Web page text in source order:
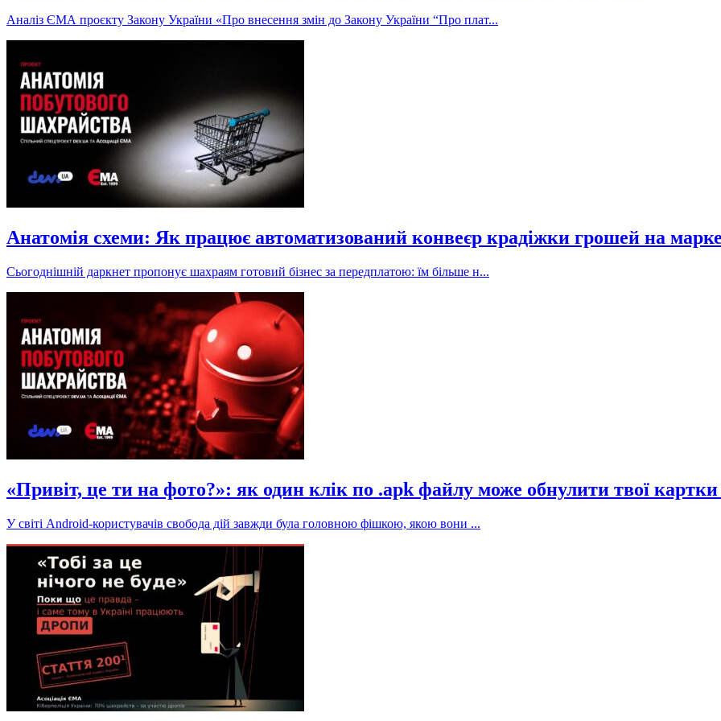
Аналіз ЄМА проєкту Закону України «Про внесення змін до Закону України “Про плат...
Анатомія схеми: Як працює автоматизований конвеєр крадіжки грошей на
Сьогоднішній даркнет пропонує шахраям готовий бізнес за передплатою: їм більше н...
«Привіт, це ти на фото?»: як один клік по .apk файлу може обнулити твої картки
У світі Android-користувачів свобода дій завжди була головною фішкою, якою вони ...